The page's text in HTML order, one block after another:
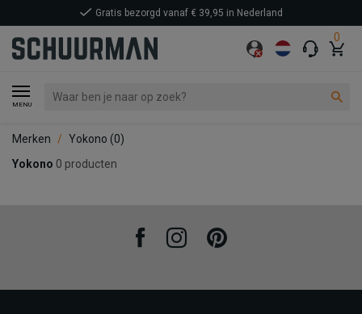
0
MENU
Gratis bezorgd vanaf € 39,95 in Nederland
Merken Yokono (0)
Yokono 0 producten
FacebookInstagramPinterest